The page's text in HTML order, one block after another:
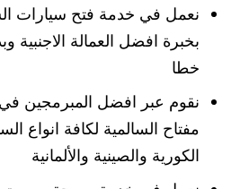
نعمل في خدمة فتح سيارات
بخبرة افضل العمالة الاجنبية
خطا
نقوم عبر افضل المبرمجين
مفتاح السالمية لكافة انواع
الكورية والصينية والألمانية